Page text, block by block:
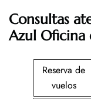
Consultas
Azul Oficina
Reserva de
vuelos